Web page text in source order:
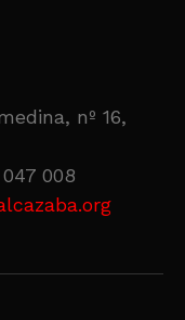
nº 16,
008